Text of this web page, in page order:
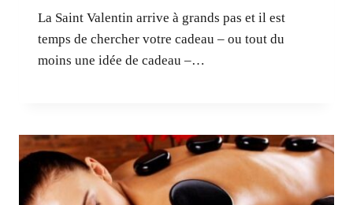
La Saint Valentin arrive à grands pas et il est
temps de chercher votre cadeau – ou tout du
moins une idée de cadeau –…